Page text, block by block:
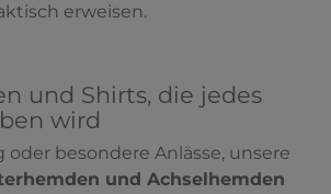
erweisen.
und Shirts, die jedes
wird
oder besondere Anlässe, unsere
und Achselhemden